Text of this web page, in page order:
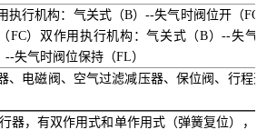
执行机构：气关式（B）--失气时阀位开（
FC）双作用执行机构：气关式（B）--失气
--失气时阀位保持（FL）
、电磁阀、空气过滤减压器、保位阀、行程
器，有双作用式和单作用式（弹簧复位），